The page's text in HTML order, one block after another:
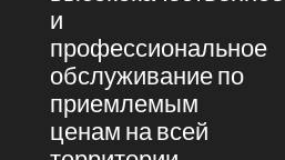
и
профессиональное
обслуживание по
приемлемым
ценам на всей